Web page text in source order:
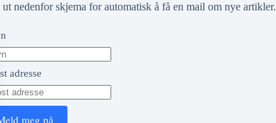
nedenfor skjema for automatisk å få en mail om nye artikler.
adresse